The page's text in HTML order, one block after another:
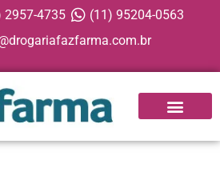
2957-4735
(11) 95204-0563